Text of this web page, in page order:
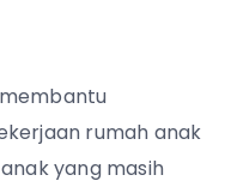
rumah anak
yang masih